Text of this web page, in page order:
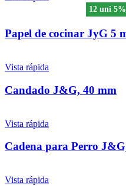
12 uni
Papel de cocinar JyG 5
Vista rápida
Candado J&G, 40 mm
Vista rápida
Cadena para Perro
Vista rápida